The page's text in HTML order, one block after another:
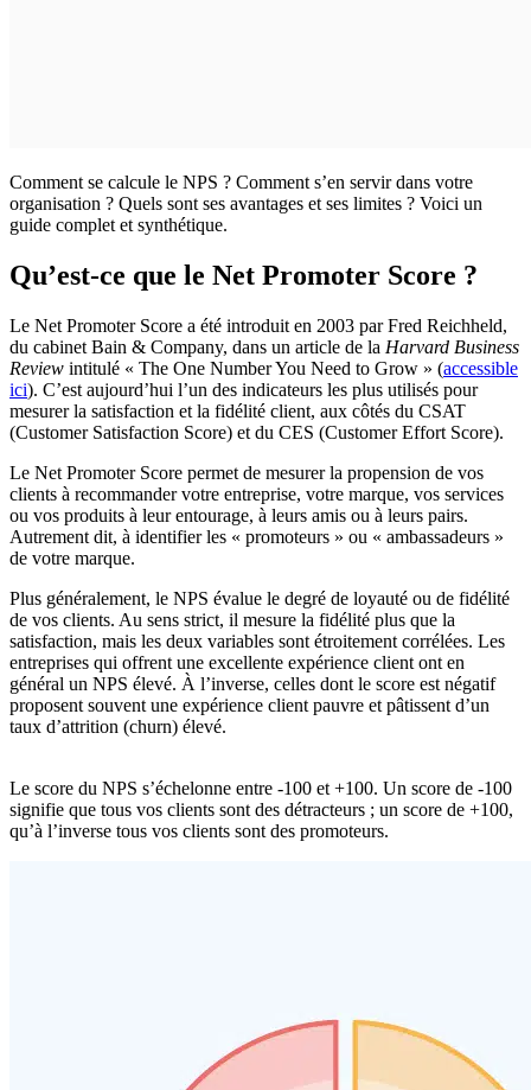
Comment se calcule le NPS ? Comment s’en servir dans votre
organisation ? Quels sont ses avantages et ses limites ? Voici un
guide complet et synthétique.
Qu’est-ce que le Net Promoter Score ?
Le Net Promoter Score a été introduit en 2003 par Fred Reichheld,
du cabinet Bain & Company, dans un article de la Harvard Business
Review intitulé « The One Number You Need to Grow » (accessible
ici). C’est aujourd’hui l’un des indicateurs les plus utilisés pour
mesurer la satisfaction et la fidélité client, aux côtés du CSAT
(Customer Satisfaction Score) et du CES (Customer Effort Score).
Le Net Promoter Score permet de mesurer la propension de vos
clients à recommander votre entreprise, votre marque, vos services
ou vos produits à leur entourage, à leurs amis ou à leurs pairs.
Autrement dit, à identifier les « promoteurs » ou « ambassadeurs »
de votre marque.
Plus généralement, le NPS évalue le degré de loyauté ou de fidélité
de vos clients. Au sens strict, il mesure la fidélité plus que la
satisfaction, mais les deux variables sont étroitement corrélées. Les
entreprises qui offrent une excellente expérience client ont en
général un NPS élevé. À l’inverse, celles dont le score est négatif
proposent souvent une expérience client pauvre et pâtissent d’un
taux d’attrition (churn) élevé.
Le score du NPS s’échelonne entre -100 et +100. Un score de -100
signifie que tous vos clients sont des détracteurs ; un score de +100,
qu’à l’inverse tous vos clients sont des promoteurs.